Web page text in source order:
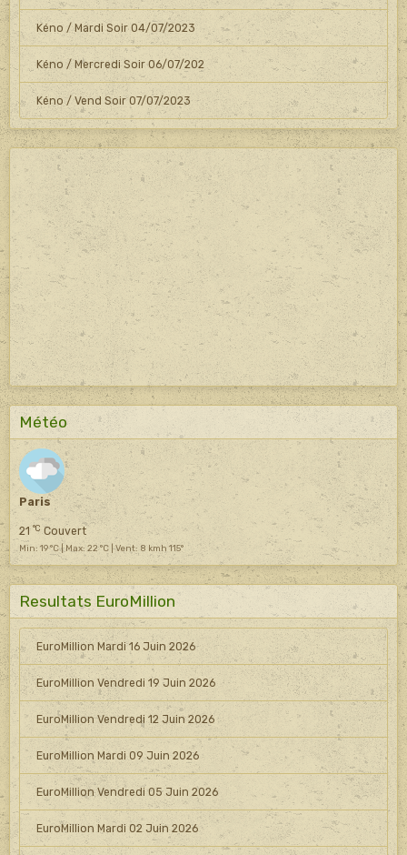
Kéno / Mardi Soir 04/07/2023
Kéno / Mercredi Soir 06/07/202
Kéno / Vend Soir 07/07/2023
Météo
Paris
21 °CCouvert
Min: 19 °C | Max: 22 °C | Vent: 8 kmh 115°
Resultats EuroMillion
EuroMillion Mardi 16 Juin 2026
EuroMillion Vendredi 19 Juin 2026
EuroMillion Vendredi 12 Juin 2026
EuroMillion Mardi 09 Juin 2026
EuroMillion Vendredi 05 Juin 2026
EuroMillion Mardi 02 Juin 2026